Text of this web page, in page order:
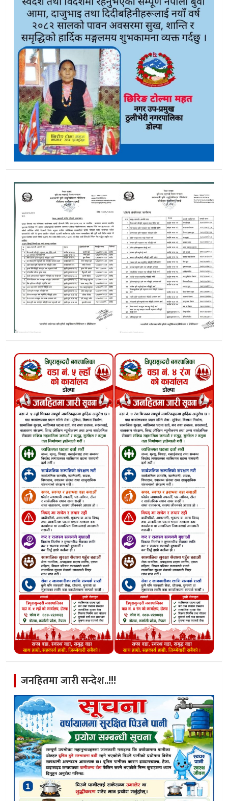
जनहितमा जारी सन्देश..!!!